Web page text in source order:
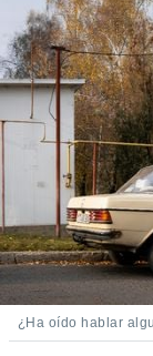
permite
seguir
contenido
coste.
a la
todas
ya sean
nuestros
ACEPTAR
CONTINUAR
CONFIGURACIÓN
¿Ha oído hablar